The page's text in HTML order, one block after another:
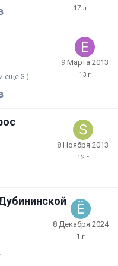
еще 3 )
9 Марта 2013
8 Ноября 2013
8 Декабря 2024